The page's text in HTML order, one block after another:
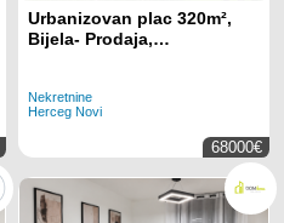
Urbanizovan plac 320m²,
Bijela- Prodaja,
Nekretnine
Herceg Novi
68000€